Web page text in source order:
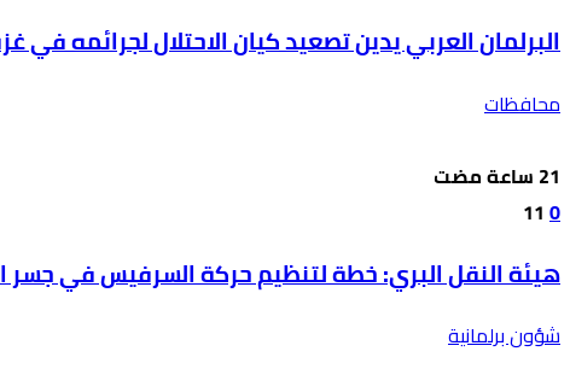
البرلمان العربي يدين تصعيد كيان الاحتلال لجرائمه في
محافظات
0
11
هيئة النقل البري: خطة لتنظيم حركة السرفيس في
شؤون برلمانية